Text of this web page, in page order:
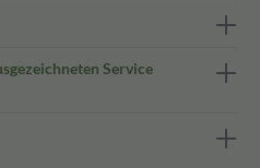
Service